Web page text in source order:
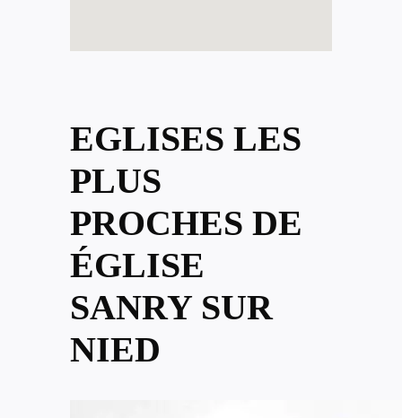
EGLISES LES
PLUS
PROCHES DE
ÉGLISE
SANRY SUR
NIED